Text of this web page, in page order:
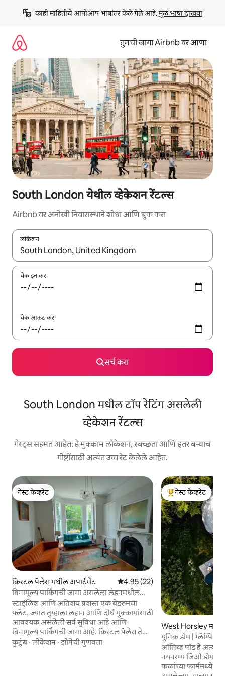
काही माहितीचे आपोआप भाषांतर केले गेले आहे. मूळ भाषा दाखवा
तुमची जागा Airbnb वर आणा
South London येथील व्हेकेशन रेंटल्स
Airbnb वर अनोखी निवासस्थाने शोधा आणि बुक करा
लोकेशन
जेव्हा परिणाम उपलब्ध असतील, तेव्हा वरच्या आणि खाली बाणांच्या किजसह
चेक इन करा
चेक आऊट करा
सर्च करा
South London मधील टॉप रेटिंग असलेली
व्हेकेशन रेंटल्स
गेस्ट्स सहमत आहेत: हे मुक्काम लोकेशन, स्वच्छता आणि इतर बऱ्याच
गोष्टींसाठी अत्यंत उच्च रेट केलेले आहेत.
गेस्ट फेव्हरेट
गेस्ट फेव्हरेट
क्रिस्टल पॅलेस मधील अपार्टमेंट 5 पैकी 4.95 सरासरी रेटिंग, 22 रिव्ह्यूज
4.95 (22)
विनामूल्य पार्किंगची जागा असलेला लंडनमधील
फ्लॅट
स्टाईलिश आणि अतिशय प्रशस्त एक बेडरूमचा
फ्लॅट, ज्यात तुम्हाला लहान आणि दीर्घ मुक्कामांसाठी
आवश्यक असलेली सर्व सुविधा आहे आणि
विनामूल्य पार्किंगची जागा आहे. क्रिस्टल पॅलेस ते
लंडन ब्रिज या मार्गावरील ट्रेनने 30 मिनिटांपेक्षा कमी
वेळात मध्य लंडनला सहज पोहोचा. बरीच रेस्टॉरंट्स
कुटुंब·लोकेशन ·झोपेची गुणवत्ता
टॉप गेस्ट फेव्हरेट
गेस्ट फेव्हरेट
West Horsley
युनिक डोम | ग्लॅम्पिंग |
ऑलिव्ह पॉड हे अत्यंत
नयनरम्य जिओ डोम
फळांच्या फार्ममध्ये, उंच